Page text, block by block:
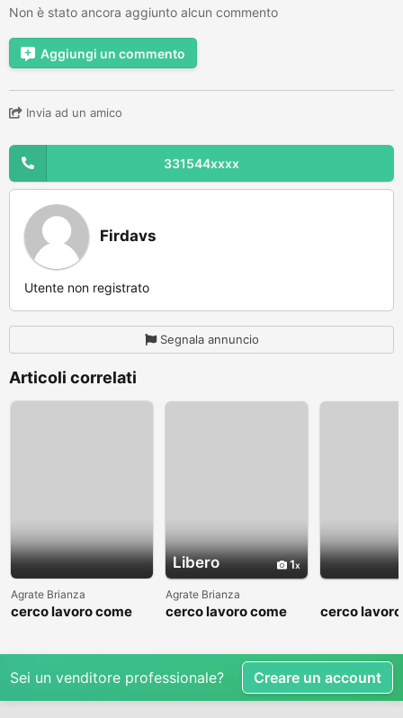
Non è stato ancora aggiunto alcun commento
Aggiungi un commento
Invia ad un amico
331544xxxx
Firdavs
Utente non registrato
Segnala annuncio
Articoli correlati
Agrate Brianza
cerco lavoro come
Libero 1
Agrate Brianza
cerco lavoro come
cerco
Sei un venditore professionale? Creare un account